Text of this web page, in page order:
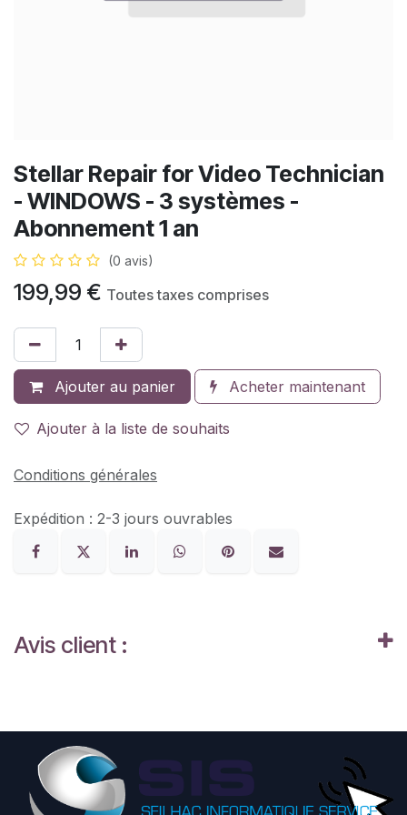
Stellar Repair for Video Technician
- WINDOWS - 3 systèmes -
Abonnement 1 an
(0 avis)
199,99 € Toutes taxes comprises
Ajouter au panier Acheter maintenant
Ajouter à la liste de souhaits
Conditions générales
Expédition : 2-3 jours ouvrables
Avis client :